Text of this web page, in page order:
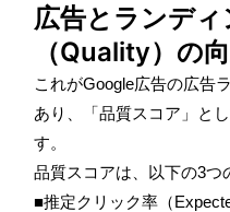
広告とランデ
（Quality）の
これがGoogle広告の広告
あり、「品質スコア」と
す。
品質スコアは、以下の3つ
■推定クリック率（